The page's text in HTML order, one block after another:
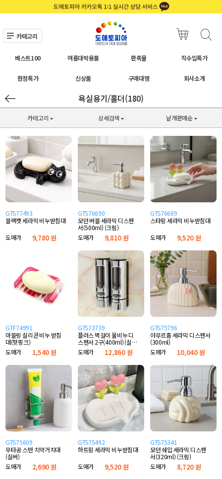
카테고리
베스트100 여름대박용품 판촉물 직수입특가
한정특가 신상품 구매대행 회사소개
욕실용기/홀더(180)
카테고리 상세검색 낱개판매순
GTS77493
블랙캣 세라믹 비누받침대
도매가
9,780 원
GTS76690
모던 버블 세라믹 디스펜
서(500ml) (크림)
도매가
9,810 원
GTS76689
스타윙 세라믹 비누받침대
도매가
9,520 원
GTF74991
마블링 실리콘 비누 받침
대(핫핑크)
도매가
1,540 원
GTS73739
플러스 벽걸이 물비누 디
스펜서 2구(400ml) (실
버)
도매가 12,860 원
GTS75796
아무르홈 세라믹 디스펜서
(300ml)
도매가
10,040 원
GTS75609
무타공 스텐 치약거치대
(실버)
도매가
2,690 원
GTS75492
하트윙 세라믹 비누받침대
도매가
9,520 원
GTS75341
모던 쉐입 세라믹 디스펜
서(320ml) (크림)
도매가
8,720 원